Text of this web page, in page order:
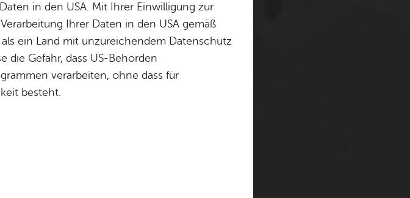
in den USA. Mit Ihrer Einwilligung zur
Ihrer Daten in den USA gemäß
als ein Land mit unzureichendem Datenschutz
die Gefahr, dass US-Behörden
verarbeiten, ohne dass für
besteht.